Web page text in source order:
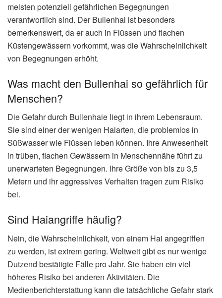
meisten potenziell gefährlichen Begegnungen
verantwortlich sind. Der Bullenhai ist besonders
bemerkenswert, da er auch in Flüssen und flachen
Küstengewässern vorkommt, was die Wahrscheinlichkeit
von Begegnungen erhöht.
Was macht den Bullenhai so gefährlich für
Menschen?
Die Gefahr durch Bullenhaie liegt in ihrem Lebensraum.
Sie sind einer der wenigen Haiarten, die problemlos in
Süßwasser wie Flüssen leben können. Ihre Anwesenheit
in trüben, flachen Gewässern in Menschennähe führt zu
unerwarteten Begegnungen. Ihre Größe von bis zu 3,5
Metern und ihr aggressives Verhalten tragen zum Risiko
bei.
Sind Haiangriffe häufig?
Nein, die Wahrscheinlichkeit, von einem Hai angegriffen
zu werden, ist extrem gering. Weltweit gibt es nur wenige
Dutzend bestätigte Fälle pro Jahr. Sie haben ein viel
höheres Risiko bei anderen Aktivitäten. Die
Medienberichterstattung kann die tatsächliche Gefahr stark